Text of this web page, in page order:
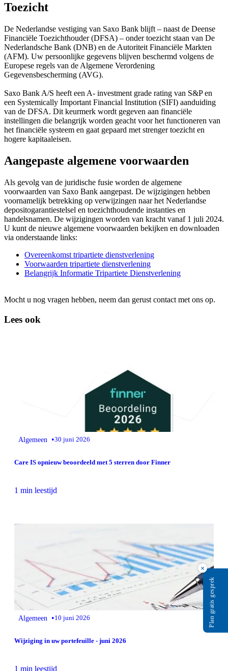
Toezicht
De Nederlandse vestiging van Saxo Bank blijft – naast de Deense
Financiële Toezichthouder (DFSA) – onder toezicht staan van De
Nederlandsche Bank (DNB) en de Autoriteit Financiële Markten
(AFM). Uw persoonlijke gegevens blijven beschermd volgens de
Europese regels van de Algemene Verordening
Gegevensbescherming (AVG).
Saxo Bank A/S heeft een A- investment grade rating van S&P en
een Systemically Important Financial Institution (SIFI) aanduiding
van de DFSA. Dit keurmerk wordt gegeven aan financiële
instellingen die belangrijk worden geacht voor het functioneren van
het financiële systeem en gaat gepaard met strenger toezicht en
hogere kapitaaleisen.
Aangepaste algemene voorwaarden
Als gevolg van de juridische fusie worden de algemene
voorwaarden van Saxo Bank aangepast. De wijzigingen hebben
voornamelijk betrekking op verwijzingen naar het Nederlandse
depositogarantiestelsel en toezichthoudende instanties en
handelsnamen. De wijzigingen worden van kracht vanaf 1 juli 2024.
U kunt de nieuwe algemene voorwaarden bekijken en downloaden
via onderstaande links:
Overeenkomst tripartiete dienstverlening
Voorwaarden tripartiete dienstverlening
Belangrijk Informatie Tripartiete Dienstverlening
Mocht u nog vragen hebben, neem dan gerust contact met ons op.
Lees ook
Algemeen •30 juni 2026
Care IS opnieuw beoordeeld met 5 sterren door Finner
1 min leestijd
Algemeen •10 juni 2026
Wijziging in uw portefeuille - juni 2026
1 min leestijd
×
Plan gratis gesprek